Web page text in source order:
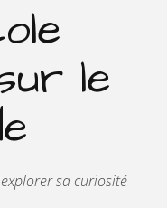
le
sa curiosité